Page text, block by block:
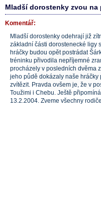
Mladší dorostenky zvou na
Komentář:
Mladší dorostenky odehrají již
základní části dorostenecké ligy
hráčky budou opět postrádat
tréninku přivodila nepříjemné
procházely v posledních dvěma
jeho půdě dokázaly naše hráčky
zvítězit. Pravda ovšem je, že v
Toužimi i Chebu. Ještě
13.2.2004. Zveme všechny